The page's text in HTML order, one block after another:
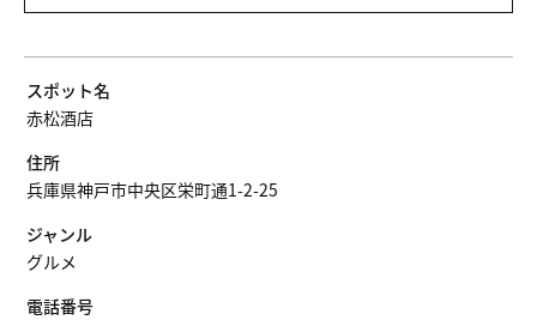
スポット名
赤松酒店
住所
兵庫県神戸市中央区栄町通1-2-25
ジャンル
グルメ
電話番号